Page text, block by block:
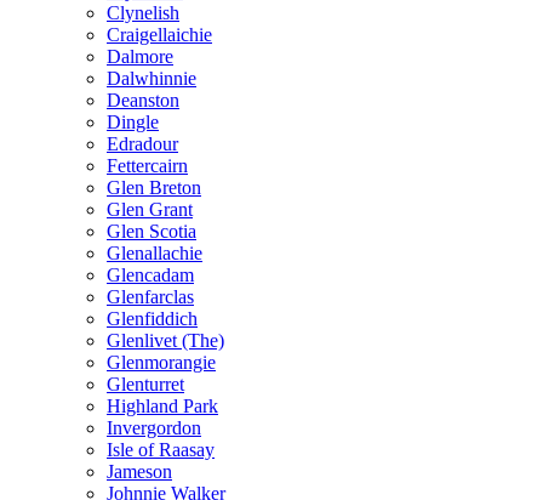
Clynelish
Craigellaichie
Dalmore
Dalwhinnie
Deanston
Dingle
Edradour
Fettercairn
Glen Breton
Glen Grant
Glen Scotia
Glenallachie
Glencadam
Glenfarclas
Glenfiddich
Glenlivet (The)
Glenmorangie
Glenturret
Highland Park
Invergordon
Isle of Raasay
Jameson
Johnnie Walker